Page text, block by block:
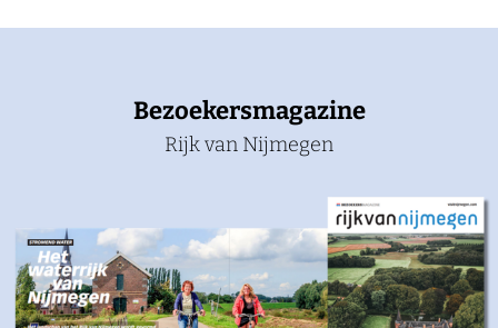
Bezoekersmagazine
Rijk van Nijmegen